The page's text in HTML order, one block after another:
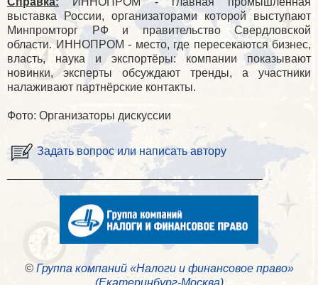
выставка России, организаторами которой выступают
Минпромторг РФ и правительство Свердловской
области. ИННОПРОМ - место, где пересекаются бизнес,
власть, наука и экспортёры: компании показывают
новинки, эксперты обсуждают тренды, а участники
налаживают партнёрские контакты.
Фото: Организаторы дискуссии
Задать вопрос или написать автору
________________________________________
© Группа компаний «Налоги и финансовое право»
(Екатеринбург-Москва)